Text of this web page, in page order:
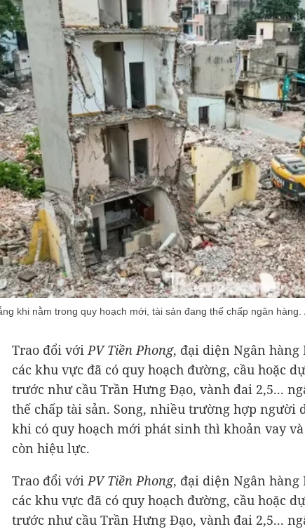
khi nằm trong quy hoạch mới, tài sản đang thế chấp ngân hàng.
Trao đổi vớiPV Tiền Phong, đại diện Ngân
các khu vực đã có quy hoạch đường, cầu hoặc
trước như cầu Trần Hưng Đạo, vành đai 2,5...
thế chấp tài sản. Song, nhiều trường hợp người
khi có quy hoạch mới phát sinh thì khoản vay
còn hiệu lực.
Trao đổi vớiPV Tiền Phong, đại diện Ngân
các khu vực đã có quy hoạch đường, cầu hoặc
trước như cầu Trần Hưng Đạo, vành đai 2,5...